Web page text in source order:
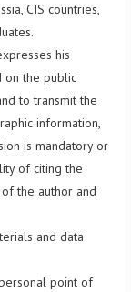
CIS countries,
his
on the public
to transmit the
information,
is mandatory or
of citing the
the author and
and data
point of